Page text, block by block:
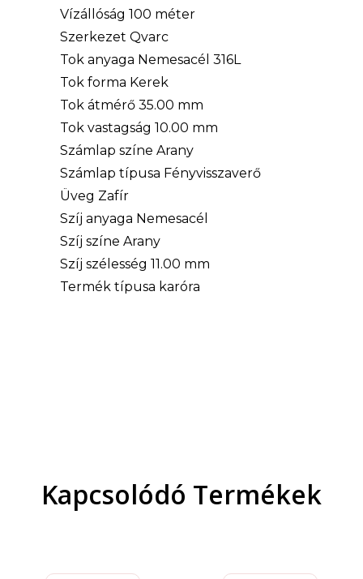
Vízállóság 100 méter
Szerkezet Qvarc
Tok anyaga Nemesacél 316L
Tok forma Kerek
Tok átmérő 35.00 mm
Tok vastagság 10.00 mm
Számlap színe Arany
Számlap típusa Fényvisszaverő
Üveg Zafír
Szíj anyaga Nemesacél
Szíj színe Arany
Szíj szélesség 11.00 mm
Termék típusa karóra
Kapcsolódó Termékek